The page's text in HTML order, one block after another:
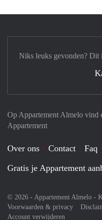
Op Appartement Almelo vind
Appartement
Over ons Contact Faq
Gratis je Appartement
© 2026 - Appartement Almelo -
Voorwaarden & privacy
Account verwijderen
Niks leuks gevonden? Dit